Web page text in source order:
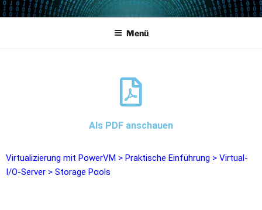
POWERCAMPUS 01
Home of the LPAR-Tool
Menü
Als PDF anschauen
Virtualizierung mit PowerVM > Praktische Einführung > Virtual-
I/O-Server > Storage Pools